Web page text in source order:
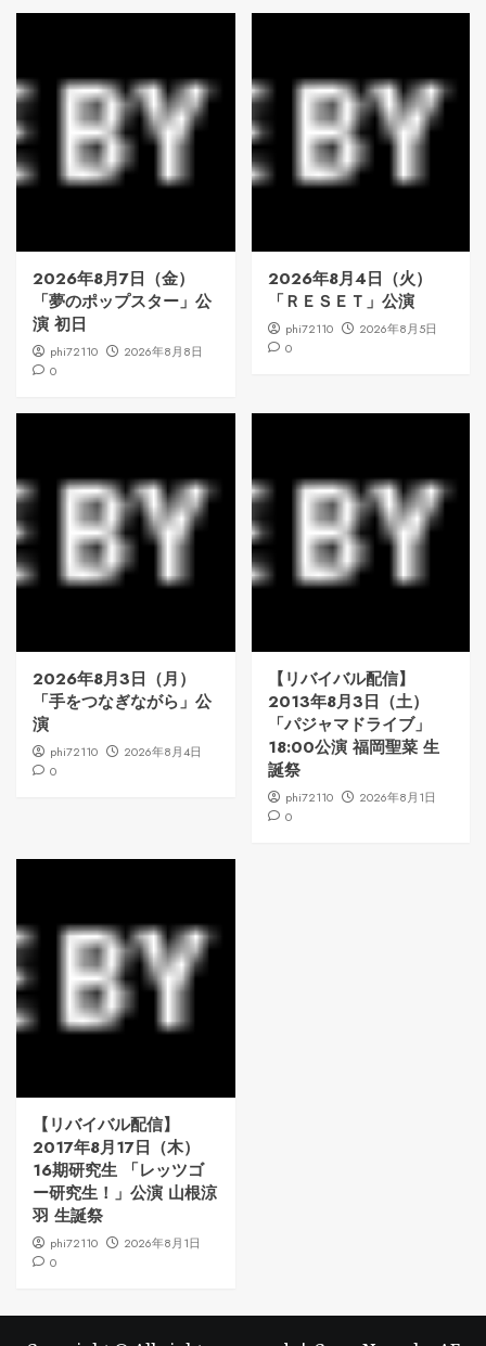
2026年8月7日（金）
「夢のポップスター」公
演 初日
phi72110
2026年8月8日
0
2026年8月4日（火）
「ＲＥＳＥＴ」公演
phi72110
2026年8月5日
0
2026年8月3日（月）
「手をつなぎながら」公
演
phi72110
2026年8月4日
0
【リバイバル配信】
2013年8月3日（土）
「パジャマドライブ」
18:00公演 福岡聖菜 生
誕祭
phi72110
2026年8月1日
0
【リバイバル配信】
2017年8月17日（木）
16期研究生 「レッツゴ
ー研究生！」公演 山根涼
羽 生誕祭
phi72110
2026年8月1日
0